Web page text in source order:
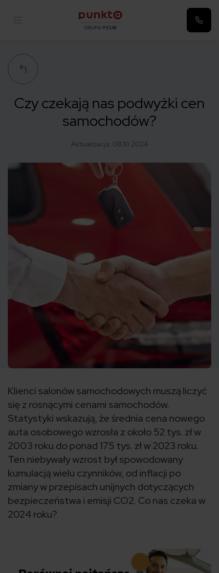
Czy czekają nas podwyżki cen
samochodów?
Aktualizacja: 08.10.2024
Klienci salonów samochodowych muszą liczyć
się z rosnącymi cenami samochodów.
Statystyki wskazują, że średnia cena nowego
auta osobowego wzrosła z około 52 tys. zł w
2003 roku do ponad 175 tys. zł w 2023 roku.
Ten niebywały wzrost był spowodowany
kumulacją wielu czynników, od inflacji po
zmiany w przepisach unijnych dotyczących
bezpieczeństwa i emisji CO2. Co nas czeka w
2024 roku?